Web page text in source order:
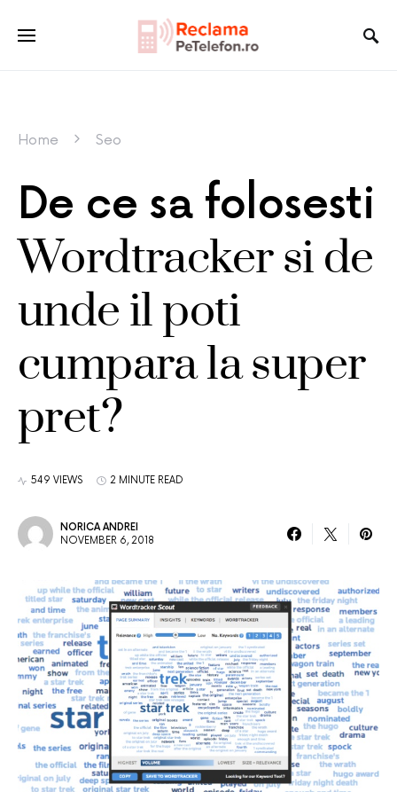
Home Seo
De ce sa folosesti
Wordtracker si de
unde il poti
cumpara la super
pret?
549 VIEWS 2 MINUTE READ
NORICA ANDREI
NOVEMBER 6, 2018